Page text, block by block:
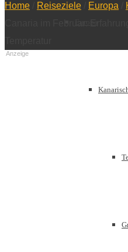
Home Reiseziele Europa
Anzeige